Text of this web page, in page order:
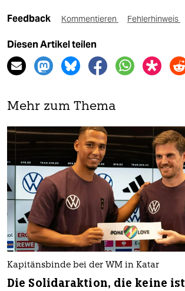
Feedback Kommentieren Fehlerhinweis
Diesen Artikel teilen
Mehr zum Thema
Kapitänsbinde bei der WM in Katar
Die Solidaraktion, die keine ist